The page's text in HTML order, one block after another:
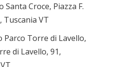
Santa Croce, Piazza F.
Tuscania VT
Parco Torre di Lavello,
di Lavello, 91,